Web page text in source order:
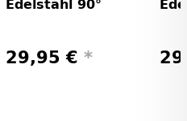
Edelstahl 90°
29,95 € *